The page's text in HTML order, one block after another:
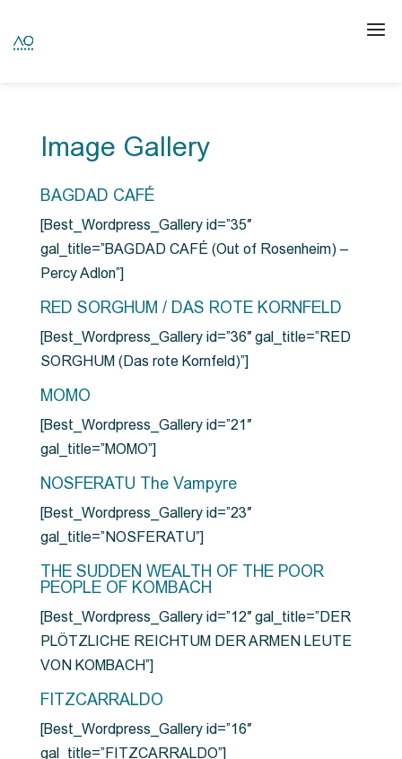
Image Gallery
BAGDAD CAFÉ
[Best_Wordpress_Gallery id=”35″
gal_title=”BAGDAD CAFÉ (Out of Rosenheim) –
Percy Adlon”]
RED SORGHUM / DAS ROTE KORNFELD
[Best_Wordpress_Gallery id=”36″ gal_title=”RED
SORGHUM (Das rote Kornfeld)”]
MOMO
[Best_Wordpress_Gallery id=”21″
gal_title=”MOMO”]
NOSFERATU The Vampyre
[Best_Wordpress_Gallery id=”23″
gal_title=”NOSFERATU”]
THE SUDDEN WEALTH OF THE POOR
PEOPLE OF KOMBACH
[Best_Wordpress_Gallery id=”12″ gal_title=”DER
PLÖTZLICHE REICHTUM DER ARMEN LEUTE
VON KOMBACH”]
FITZCARRALDO
[Best_Wordpress_Gallery id=”16″
gal_title=”FITZCARRALDO”]